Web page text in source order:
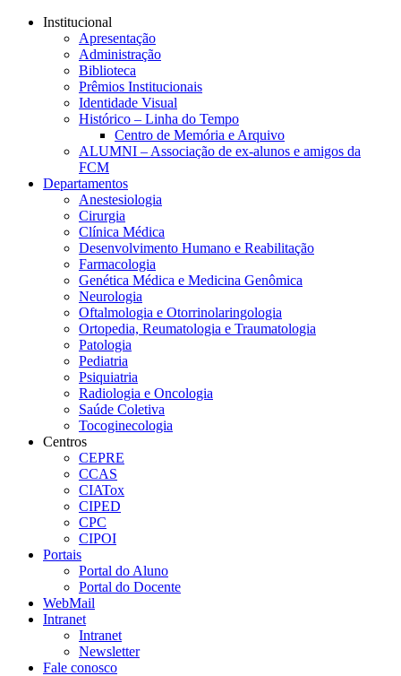
Conteúdo principal
Institucional
Apresentação
Administração
Biblioteca
Prêmios Institucionais
Identidade Visual
Histórico – Linha do Tempo
Centro de Memória e Arquivo
ALUMNI – Associação de ex-alunos e amigos da
FCM
Departamentos
Anestesiologia
Cirurgia
Clínica Médica
Desenvolvimento Humano e Reabilitação
Farmacologia
Genética Médica e Medicina Genômica
Neurologia
Oftalmologia e Otorrinolaringologia
Ortopedia, Reumatologia e Traumatologia
Patologia
Pediatria
Psiquiatria
Radiologia e Oncologia
Saúde Coletiva
Tocoginecologia
Centros
CEPRE
CCAS
CIATox
CIPED
CPC
CIPOI
Portais
Portal do Aluno
Portal do Docente
WebMail
Intranet
Intranet
Newsletter
Fale conosco